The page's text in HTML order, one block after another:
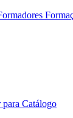
para Catálogo